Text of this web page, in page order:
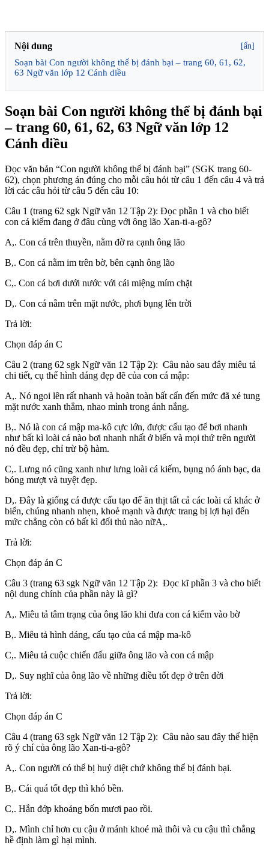
Nội dung [ẩn]
Soạn bài Con người không thể bị đánh bại – trang 60, 61, 62,
63 Ngữ văn lớp 12 Cánh diều
Soạn bài Con người không thể bị đánh bại
– trang 60, 61, 62, 63 Ngữ văn lớp 12
Cánh diều
Đọc văn bản “Con người không thể bị đánh bại” (SGK trang 60-
62), chọn phương án đúng cho mỗi câu hỏi từ câu 1 đến câu 4 và trả
lời các câu hỏi từ câu 5 đến câu 10:
Câu 1 (trang 62 sgk Ngữ văn 12 Tập 2): Đọc phần 1 và cho biết
con cá kiếm đang ở đâu cùng với ông lão Xan-ti-a-gô?
A,. Con cá trên thuyền, nằm đờ ra cạnh ông lão
B,. Con cá nằm im trên bờ, bên cạnh ông lão
C,. Con cá bơi dưới nước với cái miệng mím chặt
D,. Con cá nằm trên mặt nước, phơi bụng lên trời
Trả lời:
Chọn đáp án C
Câu 2 (trang 62 sgk Ngữ văn 12 Tập 2): Câu nào sau đây miêu tả
chi tiết, cụ thể hình dáng đẹp đẽ của con cá mập:
A,. Nó ngoi lên rất nhanh và hoàn toàn bất cẩn đến mức đã xé tung
mặt nước xanh thẳm, nhao mình trong ánh nắng.
B,. Nó là con cá mập ma-kô cực lớn, được cấu tạo để bơi nhanh
như bất kì loài cá nào bơi nhanh nhất ở biển và mọi thứ trên người
nó đều đẹp, chỉ trừ bộ hàm.
C,. Lưng nó cũng xanh như lưng loài cá kiếm, bụng nó ánh bạc, da
bóng mượt và tuyệt đẹp.
D,. Đây là giống cá được cấu tạo để ăn thịt tất cả các loài cá khác ở
biển, chúng nhanh nhẹn, khoẻ mạnh và được trang bị lợi hại đến
mức chẳng còn có bất kì đối thủ nào nữA,.
Trả lời:
Chọn đáp án C
Câu 3 (trang 63 sgk Ngữ văn 12 Tập 2): Đọc kĩ phần 3 và cho biết
nội dung chính của phần này là gì?
A,. Miêu tả tâm trạng của ông lão khi đưa con cá kiếm vào bờ
B,. Miêu tả hình dáng, cấu tạo của cá mập ma-kô
C,. Miêu tả cuộc chiến đấu giữa ông lão và con cá mập
D,. Suy nghĩ của ông lão về những điều tốt đẹp ở trên đời
Trả lời:
Chọn đáp án C
Câu 4 (trang 63 sgk Ngữ văn 12 Tập 2): Câu nào sau đây thể hiện
rõ ý chí của ông lão Xan-ti-a-gô?
A,. Con người có thể bị huỷ diệt chứ không thể bị đánh bại.
B,. Cái quá tốt đẹp thì khó bền.
C,. Hắn đớp khoảng bốn mươi pao rồi.
D,. Mình chỉ hơn cu cậu ở mánh khoé mà thôi và cu cậu thì chẳng
hề định làm gì hại mình.